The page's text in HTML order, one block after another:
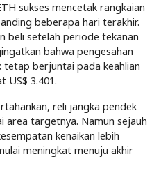
sukses mencetak rangkaian
beberapa hari terakhir.
beli setelah periode tekanan
bahwa pengesahan
tetap berjuntai pada keahlian
US$ 3.401.
reli jangka pendek
area targetnya. Namun sejauh
kenaikan lebih
meningkat menuju akhir